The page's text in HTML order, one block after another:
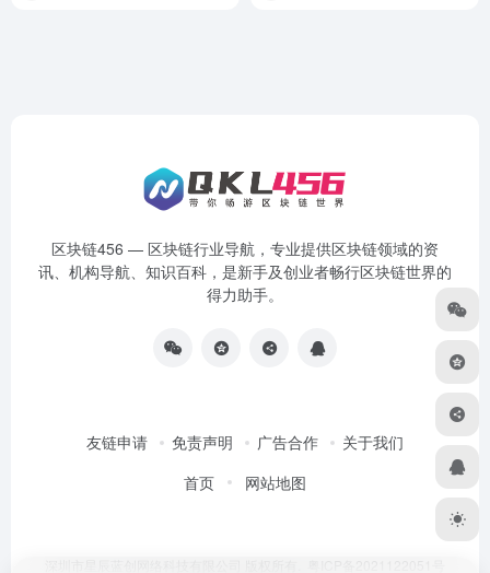
区块链456 — 区块链行业导航，专业提供区块链领域的资
讯、机构导航、知识百科，是新手及创业者畅行区块链世界的
得力助手。
友链申请 免责声明 广告合作
关于我们
首页
网站地图